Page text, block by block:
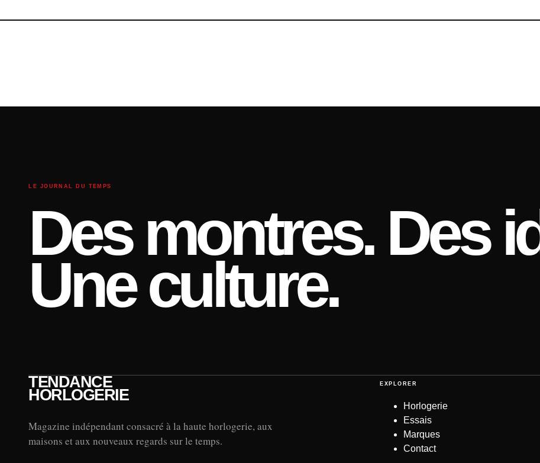
LE JOURNAL DU TEMPS
Des montres. Des
Une culture.
TENDANCE
HORLOGERIE
Magazine indépendant consacré à la haute horlogerie, aux
maisons et aux nouveaux regards sur le temps.
EXPLORER
Horlogerie
Essais
Marques
Contact